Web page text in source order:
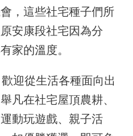
，這些社宅種子們所
安康段社宅因為分
家的溫度。
迎從生活各種面向出
凡在社宅屋頂農耕、
動玩遊戲、親子活